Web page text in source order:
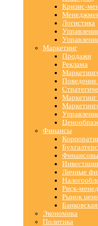
Кризис-
Логистика
Маркетинг
Продажи
Реклама
Поведение
Маркетинг
Финансы
Личные
Риск-
Рынок
Экономика
Политика